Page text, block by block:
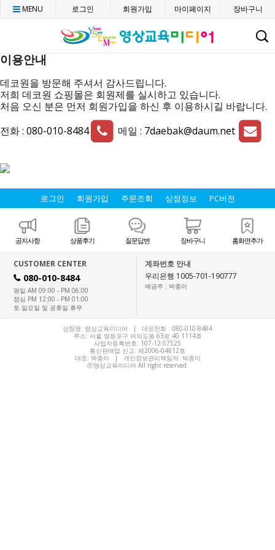
CMENU 로그인 회원가입 마이페이지 장바구니
이용안내
데코원을 방문해 주셔서 감사드립니다.
저희 데코원 쇼핑몰은 회원제를 실시하고 있습니다.
처음 오신 분은 먼저 회원가입을 하신 후 이용하시길 바랍니다.
전화 : 080-010-8484 메일 : 7daebak@daum.net
로그인 회원가입 주문조회 상점정보 PC버전
공지사항 상품후기 질문답변 장바구니 홈화면추가
CUSTOMER CENTER
H 080-010-8484
평일 AM 09:00 - PM 06:00
점심 PM 12:00 - PM 01:00
토.일요일 및 공휴일 휴무
계좌번호 안내
우리은행 1005-701-190777
예금주 : 박종이
상점명: 영상교육미디어 | 대표전화 : 080-010-8484
주소: 서울 영등포구 여의도동 63로 40 1114호
사업자등록번호: 107-12-57525
통신판매업 신고: 제2006-04812호
대표: 박종이 | 개인정보관리책임자: 박종이
ⓒ영상교육미디어 All right reserved.